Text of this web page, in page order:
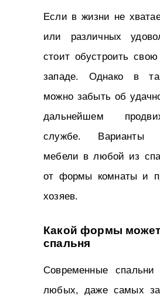
Если в жизни не
или различных
стоит обустроить
западе. Однако в
можно забыть об
дальнейшем
службе. Варианты
мебели в любой из
от формы комнаты и
хозяев.
Какой формы
спальня
Современные
любых, даже самых